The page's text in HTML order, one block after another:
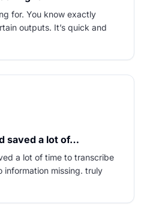
for. You know exactly
outputs. It’s quick and
saved a lot of…
a lot of time to transcribe
information missing. truly